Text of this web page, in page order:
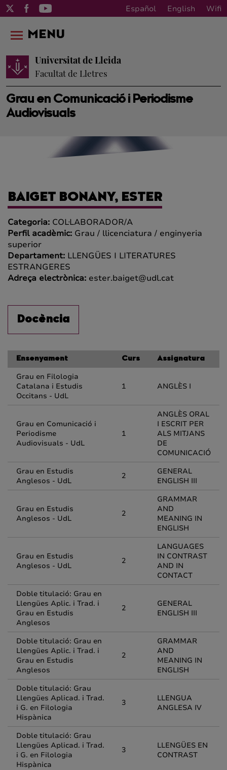
Español English Wifi
Grau en Comunicació i Periodisme
Audiovisuals
Universitat de Lleida
Facultat de Lletres
MENU
BAIGET BONANY, ESTER
Categoria: COL·LABORADOR/A
Perfil acadèmic: Grau / llicenciatura / enginyeria
superior
Departament: LLENGÜES I LITERATURES
ESTRANGERES
Adreça electrònica: ester.baiget@udl.cat
Docència
Ensenyament Curs Assignatura
Grau en Filologia
Catalana i Estudis
Occitans - UdL
1 ANGLÈS I
Grau en Comunicació i
Periodisme
Audiovisuals - UdL
1
ANGLÈS ORAL
I ESCRIT PER
ALS MITJANS
DE
COMUNICACIÓ
Grau en Estudis
Anglesos - UdL
2
GENERAL
ENGLISH III
Grau en Estudis
Anglesos - UdL
2
GRAMMAR
AND
MEANING IN
ENGLISH
Grau en Estudis
Anglesos - UdL
2
LANGUAGES
IN CONTRAST
AND IN
CONTACT
Doble titulació: Grau en
Llengües Aplic. i Trad. i
Grau en Estudis
Anglesos
2
GENERAL
ENGLISH III
Doble titulació: Grau en
Llengües Aplic. i Trad. i
Grau en Estudis
Anglesos
2
GRAMMAR
AND
MEANING IN
ENGLISH
Doble titulació: Grau
Llengües Aplicad. i Trad.
i G. en Filologia
Hispànica
3
LLENGUA
ANGLESA IV
Doble titulació: Grau
Llengües Aplicad. i Trad.
i G. en Filologia
Hispànica
3
LLENGÜES EN
CONTRAST